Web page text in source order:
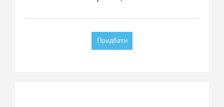
Придбати